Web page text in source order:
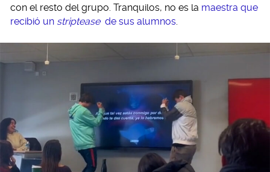
con el resto del grupo. Tranquilos, no es la maestra que
recibió un striptease de sus alumnos.